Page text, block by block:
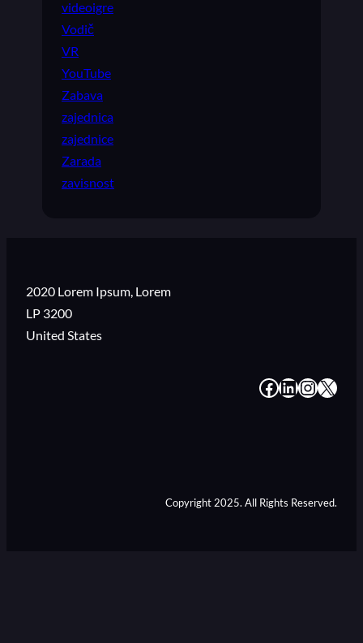
videoigre
Vodič
VR
YouTube
Zabava
zajednica
zajednice
Zarada
zavisnost
2020 Lorem Ipsum, Lorem
LP 3200
United States
# # # #
Copyright 2025. All Rights Reserved.